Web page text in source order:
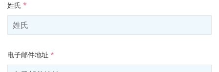
姓氏 *
电子邮件地址 *